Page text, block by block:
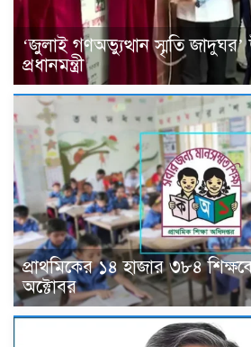
‘জুলাই গণঅভ্যুত্থান স্মৃতি
প্রধানমন্ত্রী
প্রাথমিকের ১৪ হাজার ৩৮৪
অক্টোবর